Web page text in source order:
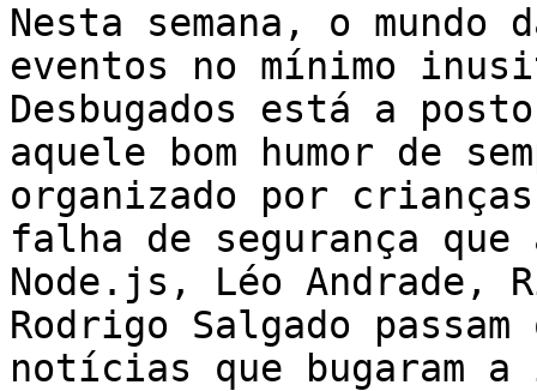
Nesta semana, o
eventos no mínimo
Desbugados está a
aquele bom humor de
organizado por
falha de segurança que
Node.js, Léo Andrade,
Rodrigo Salgado
notícias que bugaram